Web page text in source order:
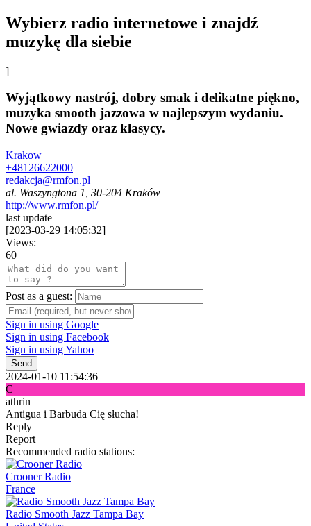
Wybierz radio internetowe i znajdź
muzykę dla siebie
]
Wyjątkowy nastrój, dobry smak i delikatne piękno,
muzyka smooth jazzowa w najlepszym wydaniu.
Nowe gwiazdy oraz klasycy.
Krakow
+48126622000
redakcja@rmfon.pl
al. Waszyngtona 1, 30-204 Kraków
http://www.rmfon.pl/
last update
[2023-03-29 14:05:32]
Views:
60
Post as a guest:
Sign in using Google
Sign in using Facebook
Sign in using Yahoo
Send
2024-01-10 11:54:36
C
athrin
Antigua i Barbuda Cię słucha!
Reply
Report
Recommended radio stations:
Crooner Radio
France
Radio Smooth Jazz Tampa Bay